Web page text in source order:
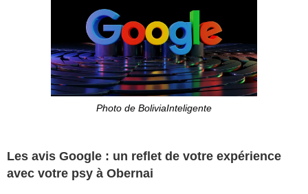
Photo de BoliviaInteligente
Les avis Google : un reflet de votre expérience
avec votre psy à Obernai